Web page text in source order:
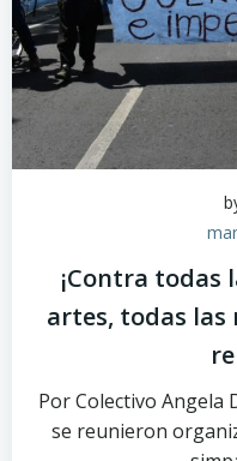
¡Contra todas
artes, todas las
Por Colectivo Angela
se reunieron